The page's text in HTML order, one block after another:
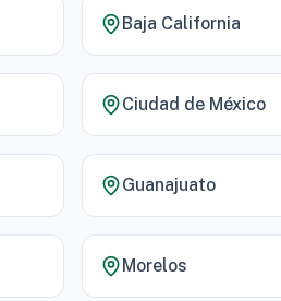
Baja California
Ciudad de México
Guanajuato
Morelos